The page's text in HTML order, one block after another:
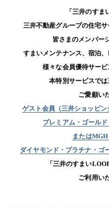
「三井のすま
三井不動産グループの住宅
皆さまのメンバー
すまいメンテナンス、宿泊
様々な会員優待サービ
本特別サービスで
ご愛顧い
ゲスト会員（三井ショッピ
プレミアム・ゴールド
または
ダイヤモンド・プラチナ・ゴ
「三井のすまい
ご利用い